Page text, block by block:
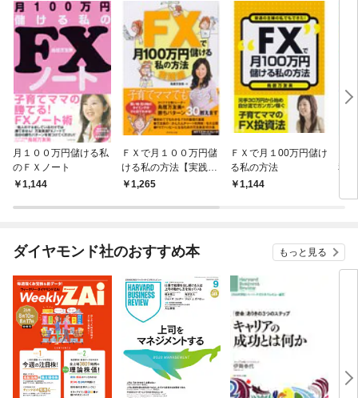
月１００万円儲ける私
のＦＸノート
1,144
ＦＸで月１００万円儲
ける私の方法【実践
編】1,265
ＦＸで月１00万円儲け
る私の方法
1,144
私
ダイヤモンド社のおすすめ本 もっと見る